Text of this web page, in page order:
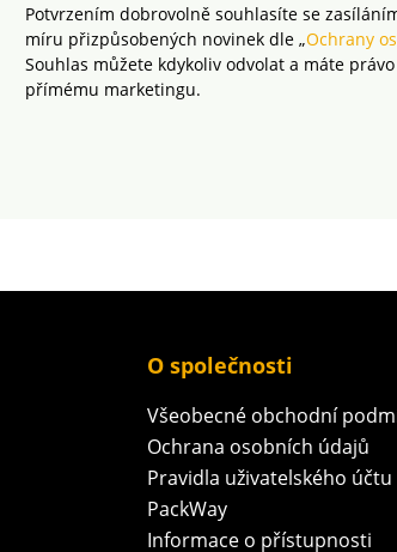
Potvrzením dobrovolně souhlasíte se
míru přizpůsobených novinek dle „Ochrany
Souhlas můžete kdykoliv odvolat a máte
přímému marketingu.
O společnosti
Všeobecné obchodní
Ochrana osobních údajů
Pravidla uživatelského účtu
PackWay
Informace o přístupnosti